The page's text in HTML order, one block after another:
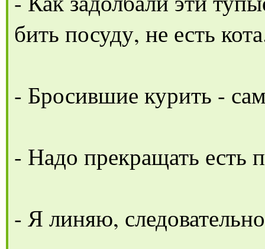
бить посуду, не есть
- Бросившие курить -
- Надо прекращать есть
- Я линяю,